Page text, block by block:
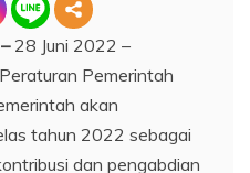
28 Juni 2022 –
Pemerintah
akan
tahun 2022 sebagai
dan pengabdian